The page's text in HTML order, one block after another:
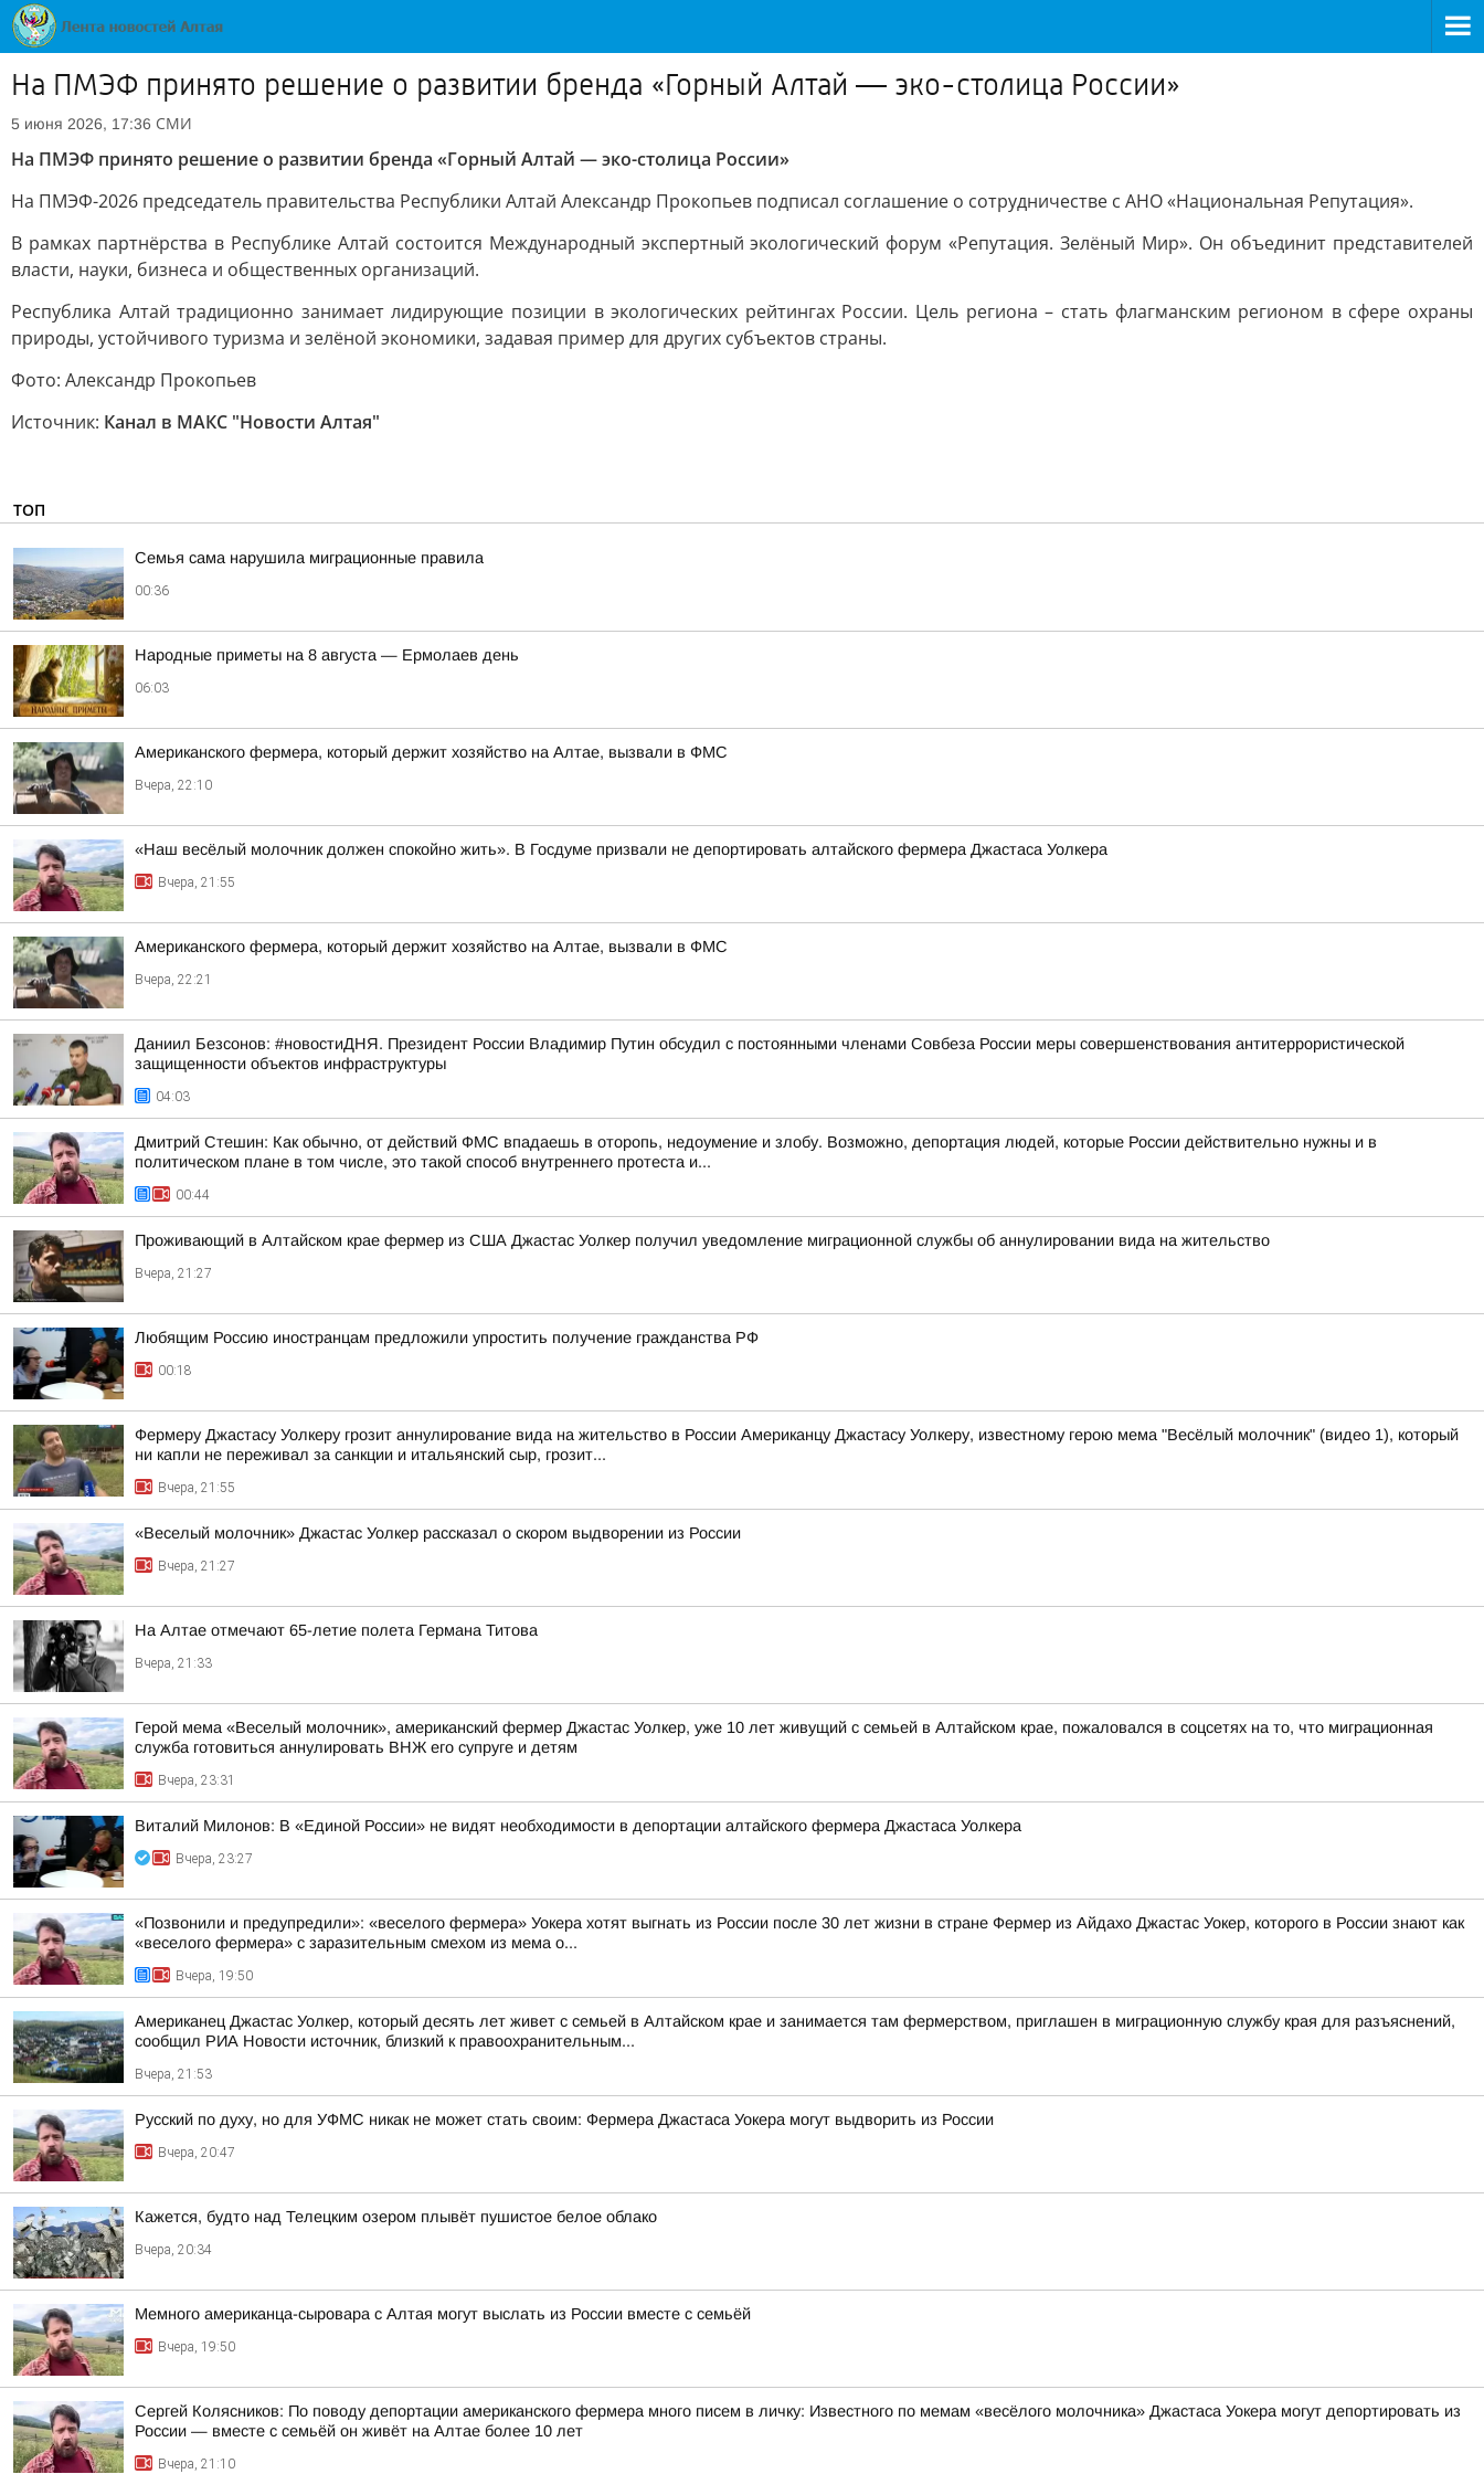
На ПМЭФ принято решение о развитии бренда «Горный Алтай — эко-столица России»
5 июня 2026, 17:36 СМИ
На ПМЭФ принято решение о развитии бренда «Горный Алтай — эко-столица России»
На ПМЭФ-2026 председатель правительства Республики Алтай Александр Прокопьев подписал соглашение о сотрудничестве с АНО «Национальная Репутация».
В рамках партнёрства в Республике Алтай состоится Международный экспертный экологический форум «Репутация. Зелёный Мир». Он объединит представителей
власти, науки, бизнеса и общественных организаций.
Республика Алтай традиционно занимает лидирующие позиции в экологических рейтингах России. Цель региона – стать флагманским регионом в сфере охраны
природы, устойчивого туризма и зелёной экономики, задавая пример для других субъектов страны.
Фото: Александр Прокопьев
Источник: Канал в МАКС "Новости Алтая"
ТОП
Семья сама нарушила миграционные правила
00:36
Hapoдныe пpимeты нa 8 aвгуcтa — Epмoлaeв дeнь
06:03
Американского фермера, который держит хозяйство на Алтае, вызвали в ФМС
Вчера, 22:10
«Наш весёлый молочник должен спокойно жить». В Госдуме призвали не депортировать алтайского фермера Джастаса Уолкера
Вчера, 21:55
Американского фермера, который держит хозяйство на Алтае, вызвали в ФМС
Вчера, 22:21
Даниил Безсонов: #новостиДНЯ. Президент России Владимир Путин обсудил с постоянными членами Совбеза России меры совершенствования антитеррористической
защищенности объектов инфраструктуры
04:03
Дмитрий Стешин: Как обычно, от действий ФМС впадаешь в оторопь, недоумение и злобу. Возможно, депортация людей, которые России действительно нужны и в
политическом плане в том числе, это такой способ внутреннего протеста и...
00:44
Проживающий в Алтайском крае фермер из США Джастас Уолкер получил уведомление миграционной службы об аннулировании вида на жительство
Вчера, 21:27
Любящим Россию иностранцам предложили упростить получение гражданства РФ
00:18
Фермеру Джастасу Уолкеру грозит аннулирование вида на жительство в России Американцу Джастасу Уолкеру, известному герою мема "Весёлый молочник" (видео 1), который
ни капли не переживал за санкции и итальянский сыр, грозит...
Вчера, 21:55
«Веселый молочник» Джастас Уолкер рассказал о скором выдворении из России
Вчера, 21:27
На Алтае отмечают 65-летие полета Германа Титова
Вчера, 21:33
Герой мема «Веселый молочник», американский фермер Джастас Уолкер, уже 10 лет живущий с семьей в Алтайском крае, пожаловался в соцсетях на то, что миграционная
служба готовиться аннулировать ВНЖ его супруге и детям
Вчера, 23:31
Виталий Милонов: В «Единой России» не видят необходимости в депортации алтайского фермера Джастаса Уолкера
Вчера, 23:27
«Позвонили и предупредили»: «веселого фермера» Уокера хотят выгнать из России после 30 лет жизни в стране Фермер из Айдахо Джастас Уокер, которого в России знают как
«веселого фермера» с заразительным смехом из мема о...
Вчера, 19:50
Американец Джастас Уолкер, который десять лет живет с семьей в Алтайском крае и занимается там фермерством, приглашен в миграционную службу края для разъяснений,
сообщил РИА Новости источник, близкий к правоохранительным...
Вчера, 21:53
Русский по духу, но для УФМС никак не может стать своим: Фермера Джастаса Уокера могут выдворить из России
Вчера, 20:47
Кажется, будто над Телецким озером плывёт пушистое белое облако
Вчера, 20:34
Мемного американца-сыровара с Алтая могут выслать из России вместе с семьёй
Вчера, 19:50
Сергей Колясников: По поводу депортации американского фермера много писем в личку: Известного по мемам «весёлого молочника» Джастаса Уокера могут депортировать из
России — вместе с семьёй он живёт на Алтае более 10 лет
Вчера, 21:10